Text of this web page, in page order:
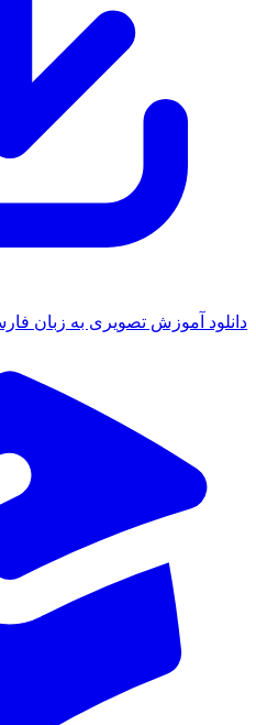
دانلود آموزش تصویری به زبان